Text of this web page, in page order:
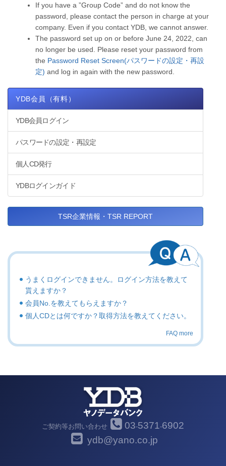
If you have a ”Group Code” and do not know the
password, please contact the person in charge at your
company. Even if you contact YDB, we cannot answer.
The password set up on or before June 24, 2022, can
no longer be used. Please reset your password from
the Password Reset Screen(パスワードの設定・再設
定) and log in again with the new password.
YDB会員（有料）
YDB会員ログイン
パスワードの設定・再設定
個人CD発行
YDBログインガイド
TSR企業情報・TSR REPORT
うまくログインできません。ログイン方法を教えて
貰えますか？
会員No.を教えてもらえますか？
個人CDとは何ですか？取得方法を教えてください。
FAQ more
ご契約等お問い合わせ 03-5371-6902
ydb@yano.co.jp